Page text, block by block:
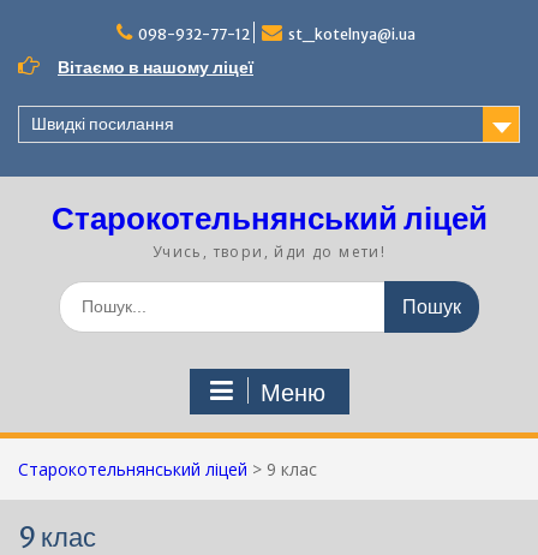
вмісту
098-932-77-12 st_kotelnya@i.ua
Вітаємо в нашому ліцеї
Швидкі посилання
Старокотельнянський ліцей
Учись, твори, йди до мети!
Шукати:
Меню
Старокотельнянський ліцей > 9 клас
9 клас